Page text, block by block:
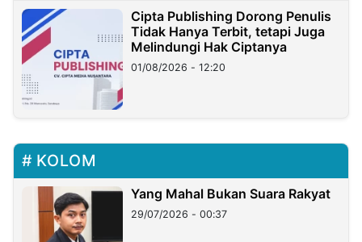
Cipta Publishing Dorong Penulis
Tidak Hanya Terbit, tetapi Juga
Melindungi Hak Ciptanya
01/08/2026 - 12:20
KOLOM
Yang Mahal Bukan Suara Rakyat
29/07/2026 - 00:37